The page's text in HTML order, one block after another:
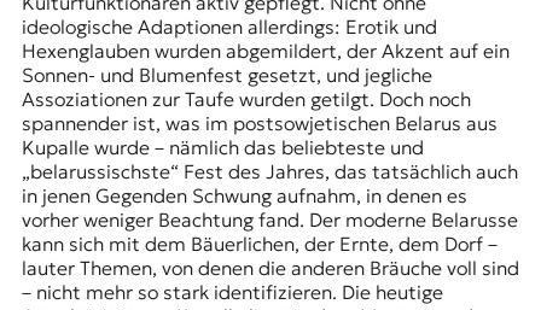
ideologische Adaptionen allerdings: Erotik und
Hexenglauben wurden abgemildert, der Akzent auf ein
Sonnen- und Blumenfest gesetzt, und jegliche
Assoziationen zur Taufe wurden getilgt. Doch noch
spannender ist, was im postsowjetischen Belarus aus
Kupalle wurde – nämlich das beliebteste und
„belarussischste“ Fest des Jahres, das tatsächlich auch
in jenen Gegenden Schwung aufnahm, in denen es
vorher weniger Beachtung fand. Der moderne Belarusse
kann sich mit dem Bäuerlichen, der Ernte, dem Dorf –
lauter Themen, von denen die anderen Bräuche voll sind
– nicht mehr so stark identifizieren. Die heutige